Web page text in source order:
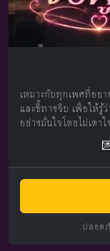
เหมาะกับทุกเพศที่อยา
และชี้ทางจีบ เพื่อให้รู้
อย่างมั่นใจโดยไม่เดา
ปลอดภั